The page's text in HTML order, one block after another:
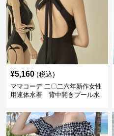
¥5,160 (税込)
ママコーデ 二〇二六年新作女性
用連体水着 背中開きプール水